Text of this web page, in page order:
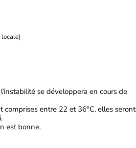
locale)
se développera en cours de
comprises entre 22 et 36°C, elles seront
est bonne.